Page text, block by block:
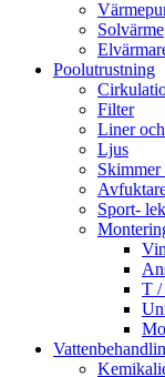
Solvärme
Poolutrustning
Filter
Liner
Ljus
Sport-
T /